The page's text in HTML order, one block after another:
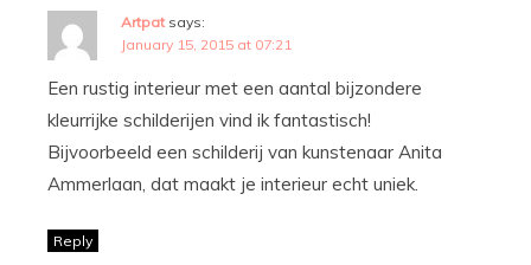
Artpat says:
January 15, 2015 at 07:21
Een rustig interieur met een aantal bijzondere
kleurrijke schilderijen vind ik fantastisch!
Bijvoorbeeld een schilderij van kunstenaar Anita
Ammerlaan, dat maakt je interieur echt uniek.
Reply